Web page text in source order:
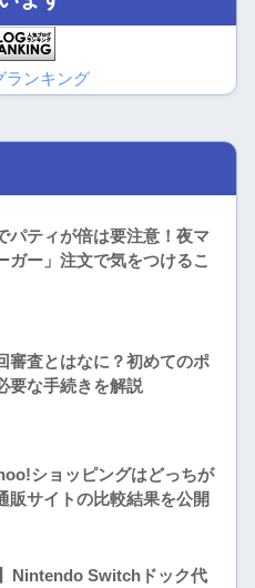
ランキング
パティが倍は要注意！夜マ
ガー」注文で気をつけるこ
審査とはなに？初めてのポ
要な手続きを解説
ショッピングはどっちが
販サイトの比較結果を公開
】Nintendo Switchドック代